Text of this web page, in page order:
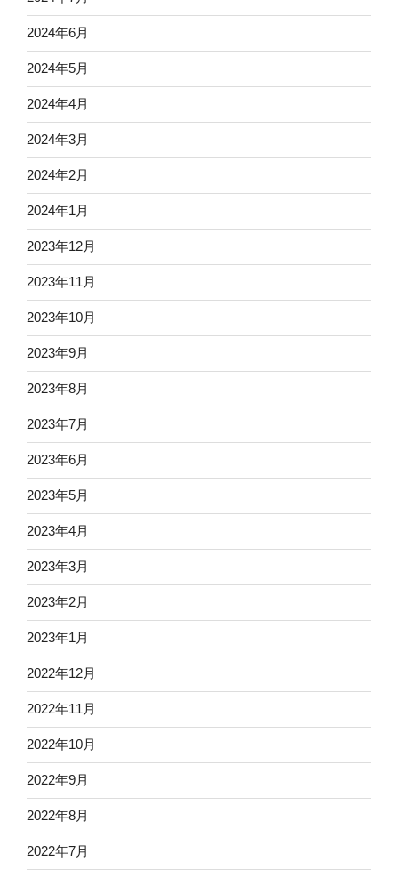
2024年6月
2024年5月
2024年4月
2024年3月
2024年2月
2024年1月
2023年12月
2023年11月
2023年10月
2023年9月
2023年8月
2023年7月
2023年6月
2023年5月
2023年4月
2023年3月
2023年2月
2023年1月
2022年12月
2022年11月
2022年10月
2022年9月
2022年8月
2022年7月